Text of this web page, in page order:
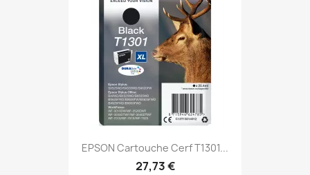
EPSON Cartouche Cerf T1301...
27,73 €